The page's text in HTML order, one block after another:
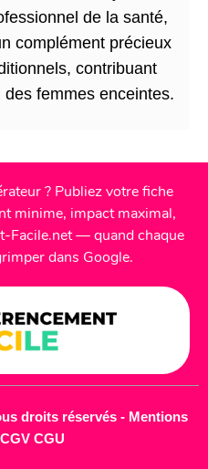
de la santé,
complément précieux
contribuant
femmes enceintes.
? Publiez votre fiche
minime, impact maximal,
Facile.net — quand chaque
dans Google.
droits réservés - Mentions
CGV CGU